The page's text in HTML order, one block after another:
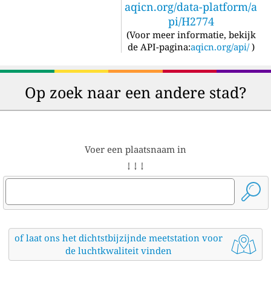
aqicn.org/data-platform/a
pi/H2774
(Voor meer informatie, bekijk
de API-pagina:aqicn.org/api/ )
Op zoek naar een andere stad?
Voer een plaatsnaam in
↓ ↓ ↓
of laat ons het dichtstbijzijnde meetstation voor
de luchtkwaliteit vinden